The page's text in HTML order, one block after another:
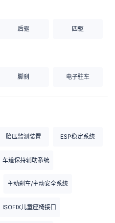
后驱 四驱
脚刹 电子驻车
胎压监测装置 ESP稳定系统
车道保持辅助系统
主动刹车/主动安全系统
ISOFIX儿童座椅接口